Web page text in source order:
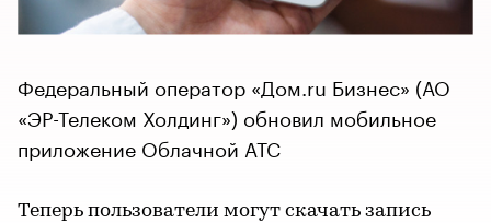
Федеральный оператор «Дом.ru Бизнес» (АО
«ЭР-Телеком Холдинг») обновил мобильное
приложение Облачной АТС
Теперь пользователи могут скачать запись